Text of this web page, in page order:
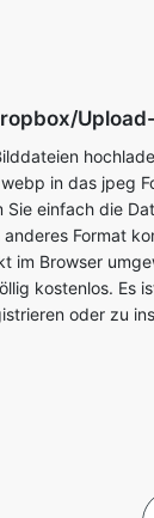
Upload-
Format
im Browser
kostenlos. Es
oder zu